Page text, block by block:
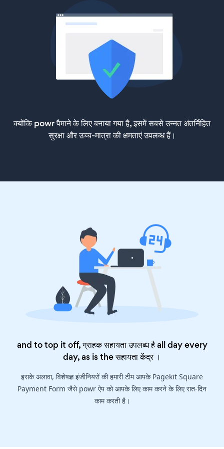
क्योंकि powr पैमाने के लिए बनाया गया है, इसमें सबसे उन्नत अंतर्निहित
सुरक्षा और उच्च-मात्रा की क्षमताएं उपलब्ध हैं।
and to top it off, ग्राहक सहायता उपलब्ध है all day every
day, as is theसहायता केंद्र।
इसके अलावा, विशेषज्ञ इंजीनियरों की हमारी टीम आपके Pagekit Square
Payment Form जैसे powr ऐप को आपके लिए काम करने के लिए रात-दिन
काम करती है।